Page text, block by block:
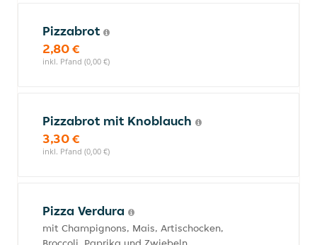
Pizzabrot
2,80 €
inkl. Pfand (0,00 €)
Pizzabrot mit Knoblauch
3,30 €
inkl. Pfand (0,00 €)
Pizza Verdura
mit Champignons, Mais, Artischocken,